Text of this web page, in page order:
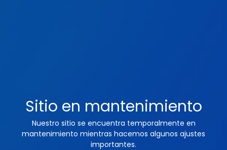
Sitio en mantenimiento
Nuestro sitio se encuentra temporalmente en
mantenimiento mientras hacemos algunos ajustes
importantes.